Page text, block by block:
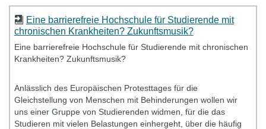
Eine barrierefreie Hochschule für Studierende mit
chronischen Krankheiten? Zukunftsmusik?
Eine barrierefreie Hochschule für Studierende mit chronischen
Krankheiten? Zukunftsmusik?
Anlässlich des Europäischen Protesttages für die
Gleichstellung von Menschen mit Behinderungen wollen wir
uns einer Gruppe von Studierenden widmen, für die das
Studieren mit vielen Belastungen einhergeht, über die häufig